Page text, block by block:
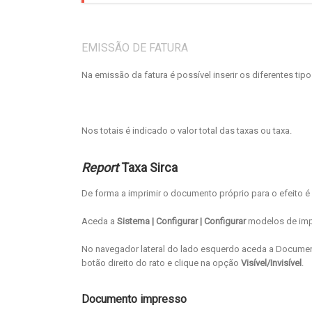
EMISSÃO DE FATURA
Na emissão da fatura é possível inserir os diferentes
Nos totais é indicado o valor total das taxas ou taxa.
ReportTaxa Sirca
De forma a imprimir o documento próprio para o efeito
Aceda a Sistema | Configurar | Configurarmodelos de
No navegador lateral do lado esquerdo aceda a
botão direito do rato e clique na opção Visível/Invisível .
Documento impresso